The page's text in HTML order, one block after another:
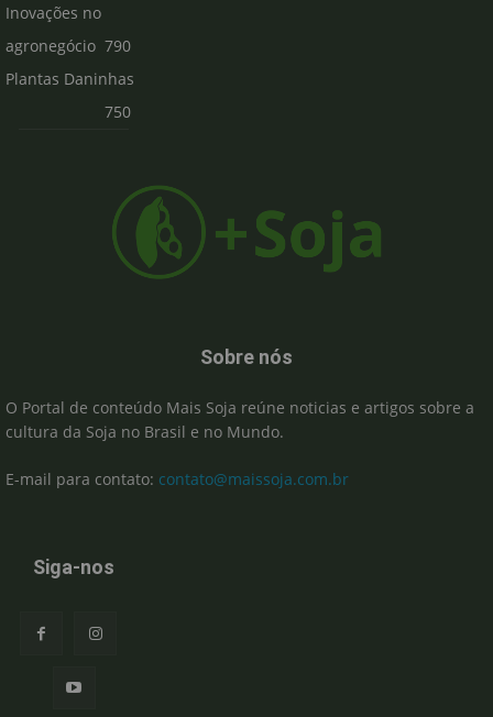
Inovações no
agronegócio 790
Plantas Daninhas
750
Sobre nós
O Portal de conteúdo Mais Soja reúne noticias e artigos sobre a
cultura da Soja no Brasil e no Mundo.
E-mail para contato: contato@maissoja.com.br
Siga-nos